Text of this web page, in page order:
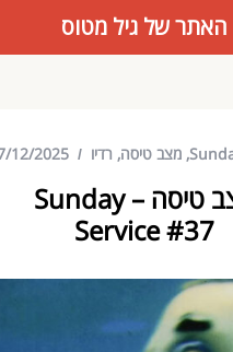
, מצב טיסה, רדיו 12/2025
מצב טיסה – Sunday
Service #37
האתר של גיל מטוס